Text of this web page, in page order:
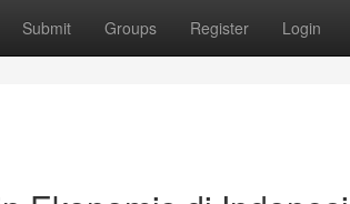
Submit Groups Register Login